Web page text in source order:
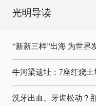
光明导读
“新新三样”出海 为世界
牛河梁遗址：7座红烧
洗牙出血、牙齿松动？